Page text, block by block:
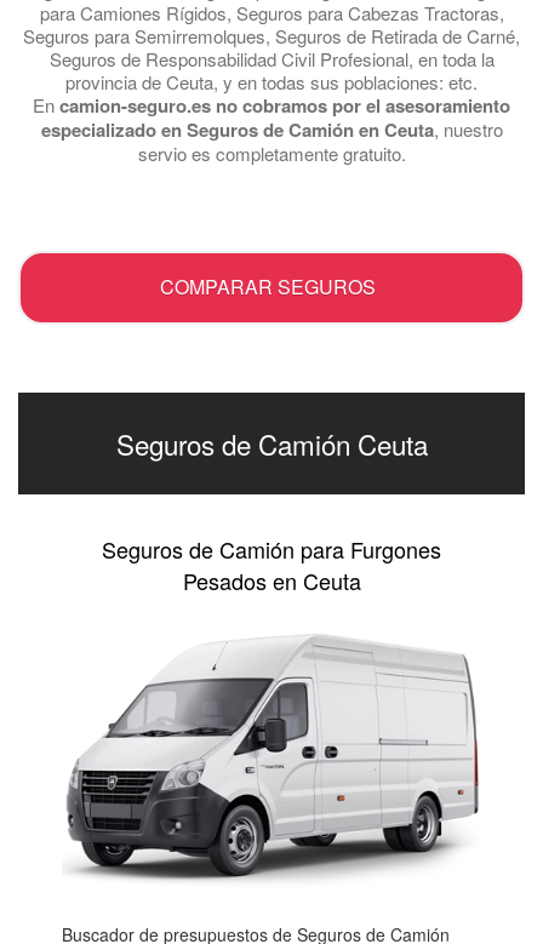
para Camiones Rígidos, Seguros para Cabezas Tractoras,
Seguros para Semirremolques, Seguros de Retirada de Carné,
Seguros de Responsabilidad Civil Profesional, en toda la
provincia de Ceuta, y en todas sus poblaciones: etc.
Encamion-seguro.es no cobramos por el asesoramiento
especializado en Seguros de Camión en Ceuta, nuestro
servio es completamente gratuito.
COMPARAR SEGUROS
Seguros de Camión Ceuta
Seguros de Camión para Furgones
Pesados en Ceuta
Buscador de presupuestos de Seguros de Camión